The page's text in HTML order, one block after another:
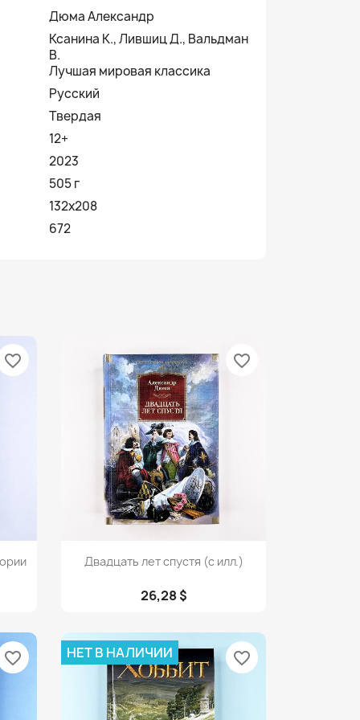
Дюма Александр
Ксанина К., Лившиц Д., Вальдман
В.
Лучшая мировая классика
Русский
Твердая
12+
2023
505 г
132х208
672
favorite_border
 Просмотр
Двадцать лет спустя (с илл.)
26,28 $
favorite_border
favorite_border НЕТ В НАЛИЧИИ favorite_border